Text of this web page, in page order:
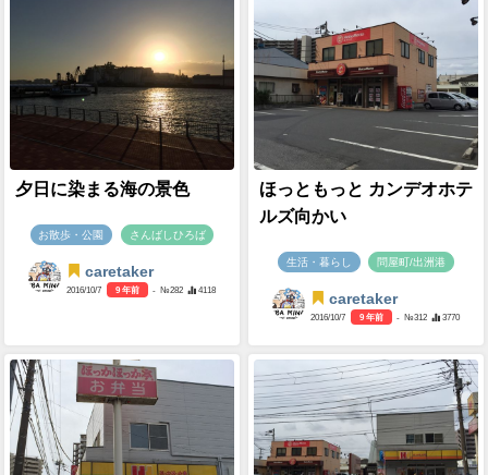
夕日に染まる海の景色
お散歩・公園 さんばしひろば
caretaker
2016/10/7 9 年前 - №282 4118
ほっともっと カンデオホテ
ルズ向かい
生活・暮らし 問屋町/出洲港
caretaker
2016/10/7 9 年前 - №312 3770